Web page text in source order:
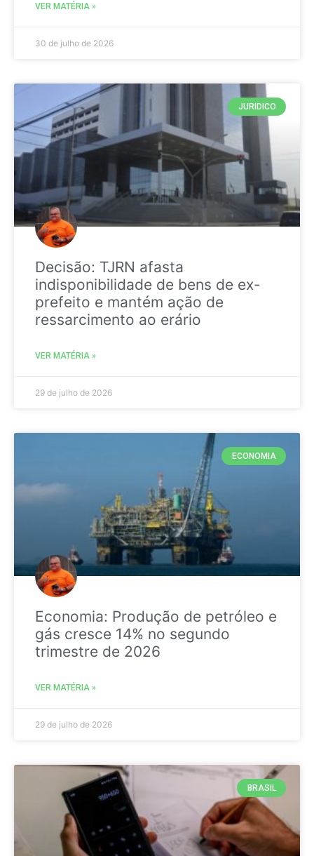
VER MATÉRIA »
30 de julho de 2026
JURIDICO
Decisão: TJRN afasta
indisponibilidade de bens de ex-
prefeito e mantém ação de
ressarcimento ao erário
VER MATÉRIA »
29 de julho de 2026
ECONOMIA
Economia: Produção de petróleo e
gás cresce 14% no segundo
trimestre de 2026
VER MATÉRIA »
29 de julho de 2026
BRASIL